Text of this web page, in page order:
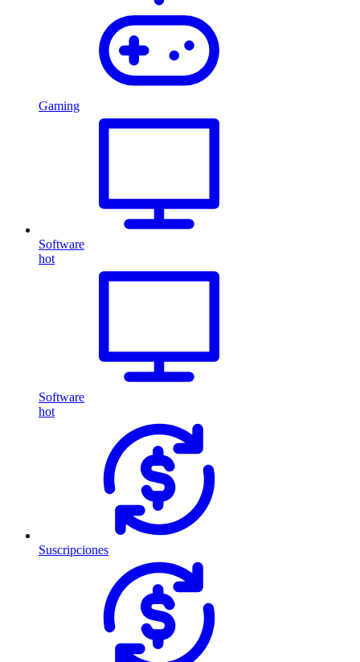
Gaming
Software
hot
Software
hot
Suscripciones